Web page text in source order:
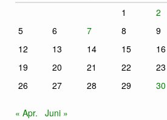
1
2
5
6 7 8 9
12
13 14 15 16
19
20 21 22 23
26
27 28 29 30
« Apr.
Juni »